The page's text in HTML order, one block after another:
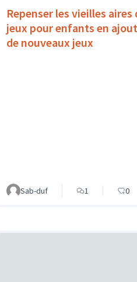
Repenser les vieilles aires
jeux pour enfants en
de nouveaux jeux
Sab-duf 1 0